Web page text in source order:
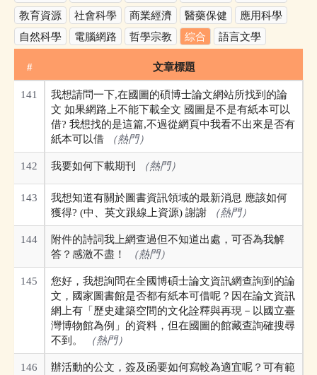
教育資源
社會科學 商業經濟 醫藥保健
應用科學
自然科學
電腦網路 哲學宗教 綜合 語言文學
# 文章標題
141
我想請問一下,在國圖的碩博士論文網站所找到的論
文 如果網路上不能下載全文 國圖是不是有紙本可以
借? 我想找的是這篇,不過從網頁中我看不出來是否有
紙本可以借
（熱門）
142 我要如何下載期刊 （熱門）
143
我想知道有關於圖書資訊領域的最新消息 應該如何
獲得? (中、英文跟線上資源) 謝謝
（熱門）
144
附件的詩詞我上網查過但不知道出處，可否為我解
答？感激不盡！
（熱門）
145
您好，我想詢問在全國博碩士論文資訊網查詢到的論
文，國家圖書館是否都有紙本可借呢？因在論文資訊
網上有「歷史建築空間的文化詮釋與再現－以國立臺
灣博物館為例」的資料，但在國圖的館藏查詢確搜尋
不到。
（熱門）
146
辦活動的公文，簽及函要如何寫較為適宜呢？可有範